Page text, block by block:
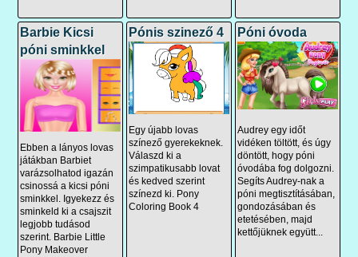
Barbie Kicsi
póni sminkkel
Ebben a lányos lovas
játákban Barbiet
varázsolhatod igazán
csinossá a kicsi póni
sminkkel. Igyekezz és
sminkeld ki a csajszit
legjobb tudásod
szerint. Barbie Little
Pony Makeover
Pónis szinező 4
Egy újabb lovas
színező gyerekeknek.
Válaszd ki a
szimpatikusabb lovat
és kedved szerint
színezd ki. Pony
Coloring Book 4
Póni óvoda
Audrey egy időt
vidéken töltött, és úgy
döntött, hogy póni
óvodába fog dolgozni.
Segíts Audrey-nak a
póni megtisztításában,
gondozásában és
etetésében, majd
kettőjüknek együtt...